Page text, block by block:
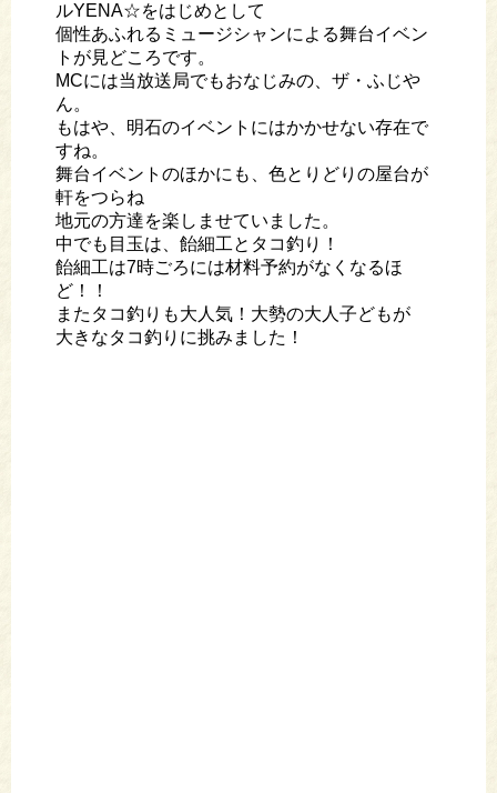
ルYENA☆をはじめとして
個性あふれるミュージシャンによる舞台イベン
トが見どころです。
MCには当放送局でもおなじみの、ザ・ふじや
ん。
もはや、明石のイベントにはかかせない存在で
すね。
舞台イベントのほかにも、色とりどりの屋台が
軒をつらね
地元の方達を楽しませていました。
中でも目玉は、飴細工とタコ釣り！
飴細工は7時ごろには材料予約がなくなるほ
ど！！
またタコ釣りも大人気！大勢の大人子どもが
大きなタコ釣りに挑みました！